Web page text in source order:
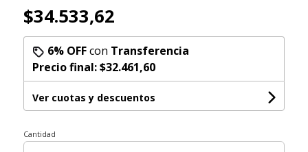
$34.533,62
6% OFFcon Transferencia
Precio final:$32.461,60
Ver cuotas y descuentos
Cantidad